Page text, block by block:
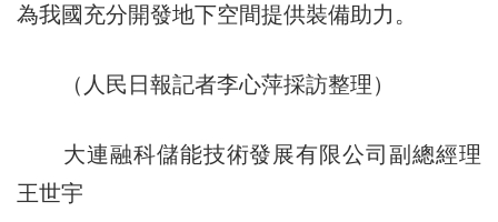
為我國充分開發地下空間提供裝備助力。
（人民日報記者李心萍採訪整理）
大連融科儲能技術發展有限公司副總經理
王世宇